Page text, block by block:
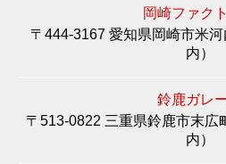
岡崎ファク
〒444-3167 愛知県岡崎市米
内）
鈴鹿ガレ
〒513-0822 三重県鈴鹿市末広
内）